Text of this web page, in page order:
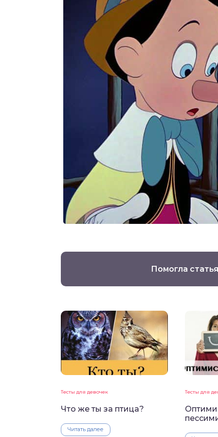
Помогла
Тесты для девочек
Что же ты за птица?
Читать далее
Тесты для